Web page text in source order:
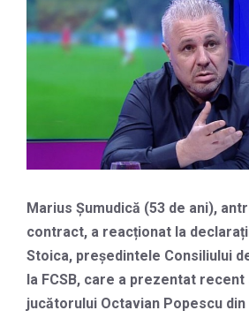
Marius Șumudică (53 de ani),
contract, a reacționat la
Stoica, președintele Consiliului
la FCSB, care a prezentat
jucătorului Octavian Popescu